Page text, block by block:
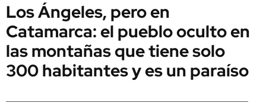
Los Ángeles, pero en
Catamarca: el pueblo oculto en
las montañas que tiene solo
300 habitantes y es un paraíso